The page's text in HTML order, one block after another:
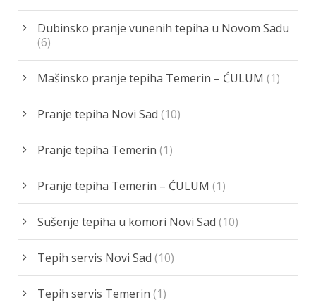
Dubinsko pranje vunenih tepiha u Novom Sadu
(6)
Mašinsko pranje tepiha Temerin – ĆULUM (1)
Pranje tepiha Novi Sad (10)
Pranje tepiha Temerin (1)
Pranje tepiha Temerin – ĆULUM (1)
Sušenje tepiha u komori Novi Sad (10)
Tepih servis Novi Sad (10)
Tepih servis Temerin (1)